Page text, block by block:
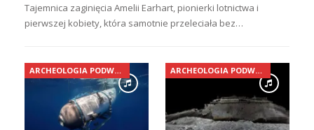
Tajemnica zaginięcia Amelii Earhart, pionierki lotnictwa i
pierwszej kobiety, która samotnie przeleciała bez…
ARCHEOLOGIA PODWODNA ARCHEOLOGIA PODWODNA